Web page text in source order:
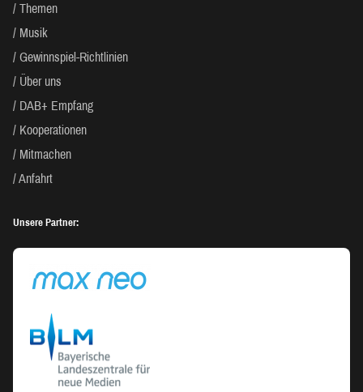
Themen
Musik
Gewinnspiel-Richtlinien
Über uns
DAB+ Empfang
Kooperationen
Mitmachen
Anfahrt
Unsere Partner: